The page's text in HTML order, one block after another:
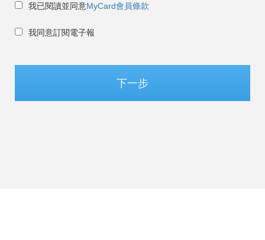
我已閱讀並同意MyCard會員條款
我同意訂閱電子報
下一步